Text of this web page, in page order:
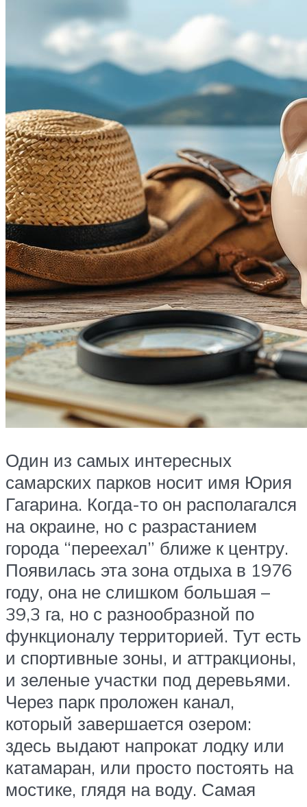
Один из самых интересных
самарских парков носит имя Юрия
Гагарина. Когда-то он располагался
на окраине, но с разрастанием
города “переехал” ближе к центру.
Появилась эта зона отдыха в 1976
году, она не слишком большая –
39,3 га, но с разнообразной по
функционалу территорией. Тут есть
и спортивные зоны, и аттракционы,
и зеленые участки под деревьями.
Через парк проложен канал,
который завершается озером:
здесь выдают напрокат лодку или
катамаран, или просто постоять на
мостике, глядя на воду. Самая